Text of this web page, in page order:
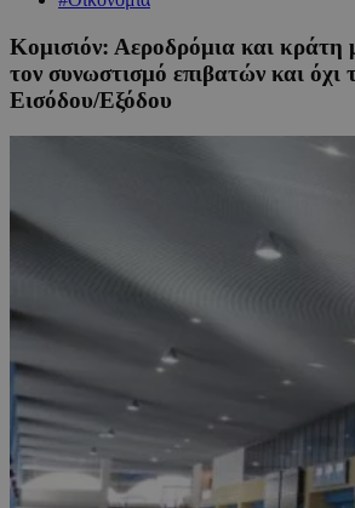
Κομισιόν: Αεροδρόμια και κράτη
τον συνωστισμό επιβατών και όχι
Εισόδου/Εξόδου